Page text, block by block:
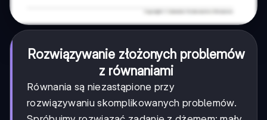
Rozwiązywanie złożonych problemów
z równaniami
Równania są niezastąpione przy
rozwiązywaniu skomplikowanych problemów.